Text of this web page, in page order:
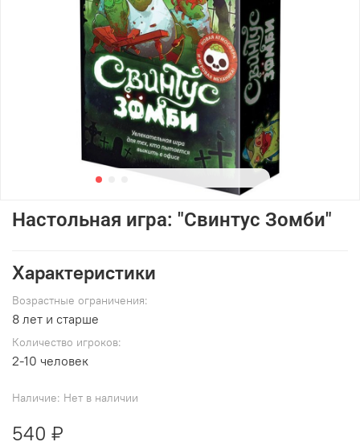
Наличие: Нет в наличии
Настольная игра: "Свинтус Зомби"
540 ₽
Характеристики
Возрастные ограничения:
8 лет и старше
Количество игроков:
2-10 человек